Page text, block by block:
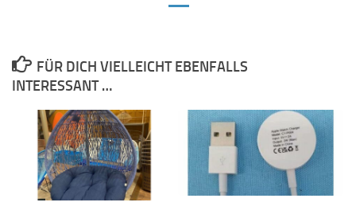
FÜR DICH VIELLEICHT EBENFALLS
INTERESSANT …